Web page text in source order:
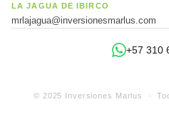
LA JAGUA DE IBIRCO
mrlajagua@inversionesmarlus.com
+57 310
© 2025 Inversiones Marlus ·